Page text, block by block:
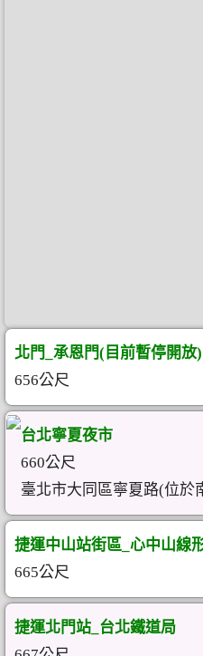
北門_承恩門(目前暫停開放)
656公尺
台北寧夏夜市
660公尺
臺北市大同區寧夏路(位於
捷運中山站街區_心中山線
665公尺
捷運北門站_台北鐵道局